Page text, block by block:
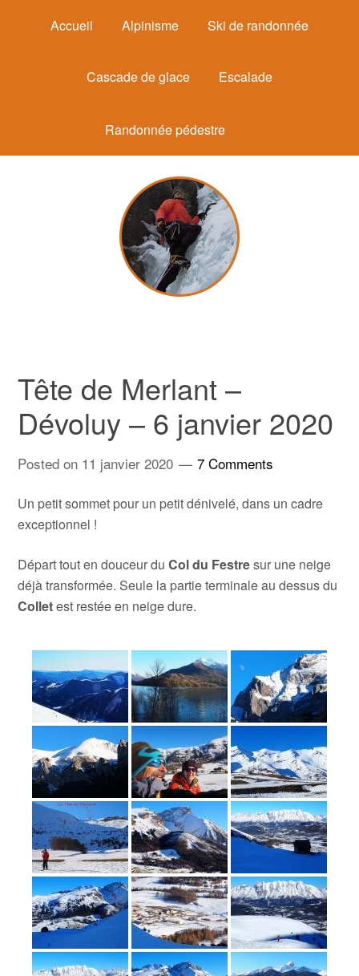
Accueil Alpinisme Ski de randonnée
Cascade de glace Escalade
Randonnée pédestre
Tête de Merlant –
Dévoluy – 6 janvier 2020
Posted on 11 janvier 2020 7 Comments
Un petit sommet pour un petit dénivelé, dans un cadre
exceptionnel !
Départ tout en douceur duCol du Festresur une neige
déjà transformée. Seule la partie terminale au dessus du
Colletest restée en neige dure.